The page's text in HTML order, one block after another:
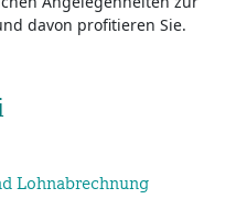
davon profitieren Sie.
Lohnabrechnung